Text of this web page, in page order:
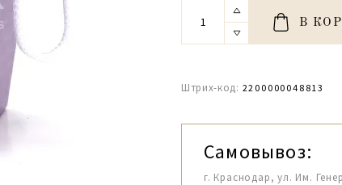
В
Штрих-код: 2200000048813
Самовывоз:
г. Краснодар, ул. Им.